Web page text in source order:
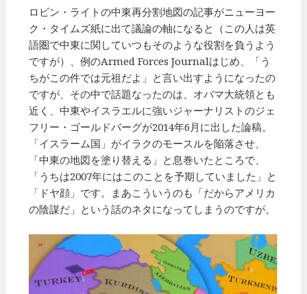
ロビン・ライトの中東再分割地図の記事がニューヨー
ク・タイムズ紙に出て議論の軸になると（この人は英
語圏で中東に関していつもそのような役割を負うよう
ですが）、例のArmed Forces Journalはじめ、「う
ちがこの件では元祖だよ」と言い出すようになったの
ですが、その中で話題なったのは、オバマ大統領とも
近く、中東やイスラエルに強いジャーナリストのジェ
フリー・ゴールドバーグが2014年6月に出した論稿。
「イスラーム国」がイラクのモースルを陥落させ、
「中東の地図を塗り替える」と息巻いたところで、
「うちは2007年にはこのことを予期していました」と
「ドヤ顔」です。まあこういうのも「だからアメリカ
の陰謀だ」という話のネタになってしまうのですが。